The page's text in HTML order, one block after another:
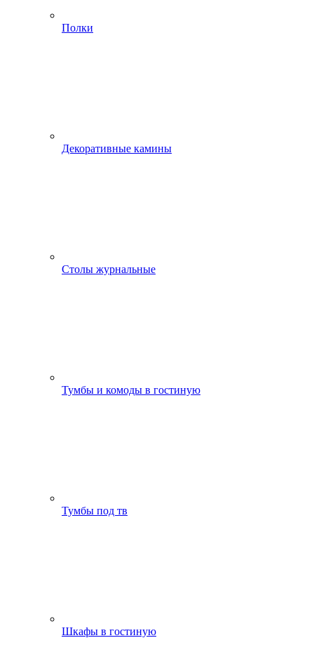
Полки
Декоративные камины
Столы журнальные
Тумбы и комоды в гостиную
Тумбы под тв
Шкафы в гостиную